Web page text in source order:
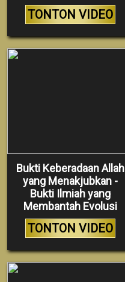
TONTON VIDEO
Bukti Keberadaan Allah
yang Menakjubkan -
Bukti Ilmiah yang
Membantah Evolusi
TONTON VIDEO